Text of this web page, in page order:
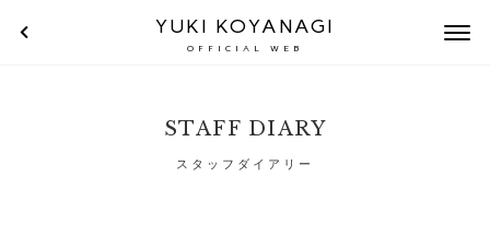
YUKI KOYANAGI
OFFICIAL WEB
STAFF DIARY
スタッフダイアリー